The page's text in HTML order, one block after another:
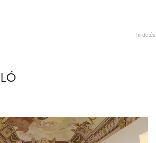
hirdetés